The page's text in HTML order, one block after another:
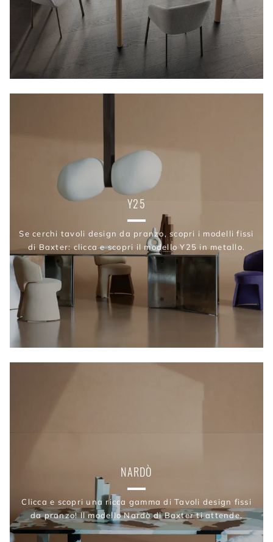
Y25
Se cerchi tavoli design da pranzo, scopri i modelli fissi
di Baxter: clicca e scopri il modello Y25 in metallo.
NARDÒ
Clicca e scopri una ricca gamma di Tavoli design fissi
da pranzo! Il modello Nardò di Baxter ti attende.